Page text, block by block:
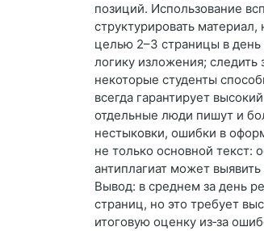
позиций. Использование
структурировать
целью 2–3 страницы в день
логику изложения;
некоторые студенты
всегда гарантирует
отдельные люди пишут и
нестыковки, ошибки в
не только основной текст:
антиплагиат может
Вывод: в среднем за день
страниц, но это требует
итоговую оценку из‑за